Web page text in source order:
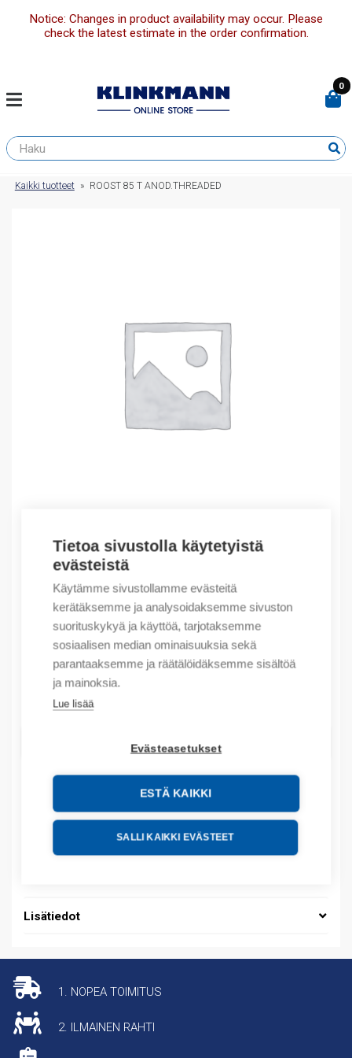
Tietoa sivustolla käytetyistä
evästeistä
Käytämme sivustollamme evästeitä
kerätäksemme ja analysoidaksemme sivuston
suorituskykyä ja käyttöä, tarjotaksemme
sosiaalisen median ominaisuuksia sekä
parantaaksemme ja räätälöidäksemme sisältöä
ja mainoksia.
Lue lisää
Evästeasetukset
ESTÄ KAIKKI
SALLI KAIKKI EVÄSTEET
Notice: Changes in product availability may occur. Please
check the latest estimate in the order confirmation.
0
Kaikki tuotteet » ROOST 85 T ANOD.THREADED
Outlet – Erikoishinnat
ROOST 85 T ANOD.THREADED
4,01€/ myyntierä
Myyntierä sis. 1 kpl
Määrä
Määrä
LISÄÄ OSTOSKORIIN
Tuotekoodit
Tilauskoodi: 942825061OC
Lisätiedot
1. NOPEA TOIMITUS
2. ILMAINEN RAHTI